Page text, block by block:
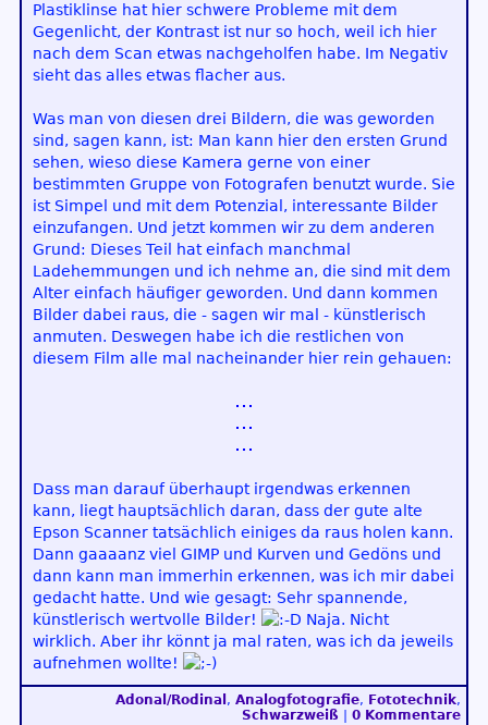
Plastiklinse hat hier schwere Probleme mit dem
Gegenlicht, der Kontrast ist nur so hoch, weil ich hier
nach dem Scan etwas nachgeholfen habe. Im Negativ
sieht das alles etwas flacher aus.
Was man von diesen drei Bildern, die was geworden
sind, sagen kann, ist: Man kann hier den ersten Grund
sehen, wieso diese Kamera gerne von einer
bestimmten Gruppe von Fotografen benutzt wurde. Sie
ist Simpel und mit dem Potenzial, interessante Bilder
einzufangen. Und jetzt kommen wir zu dem anderen
Grund: Dieses Teil hat einfach manchmal
Ladehemmungen und ich nehme an, die sind mit dem
Alter einfach häufiger geworden. Und dann kommen
Bilder dabei raus, die - sagen wir mal - künstlerisch
anmuten. Deswegen habe ich die restlichen von
diesem Film alle mal nacheinander hier rein gehauen:
Dass man darauf überhaupt irgendwas erkennen
kann, liegt hauptsächlich daran, dass der gute alte
Epson Scanner tatsächlich einiges da raus holen kann.
Dann gaaaanz viel GIMP und Kurven und Gedöns und
dann kann man immerhin erkennen, was ich mir dabei
gedacht hatte. Und wie gesagt: Sehr spannende,
künstlerisch wertvolle Bilder!
Naja. Nicht
wirklich. Aber ihr könnt ja mal raten, was ich da jeweils
aufnehmen wollte!
Adonal/Rodinal , Analogfotografie, Fototechnik,
Schwarzweiß
0 Kommentare